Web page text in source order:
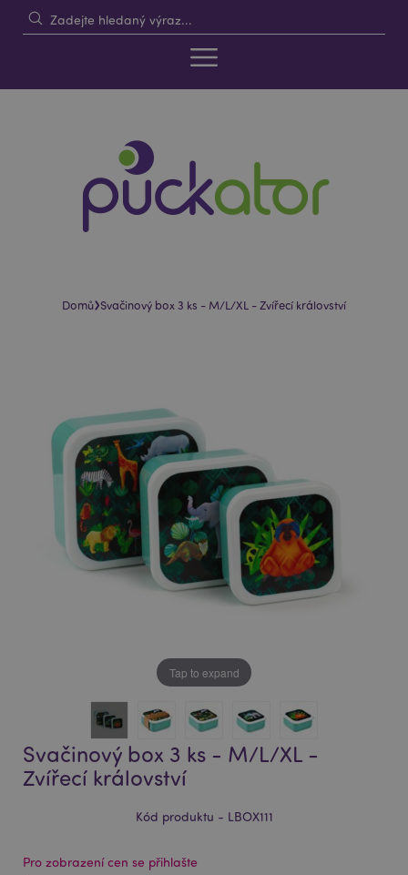
Domů›Svačinový box 3 ks - M/L/XL - Zvířecí království
images
gallery
images
gallery
Tap to expand
Svačinový box 3 ks - M/L/XL -
Zvířecí království
Kód produktu - LBOX111
Pro zobrazení cen se přihlašte